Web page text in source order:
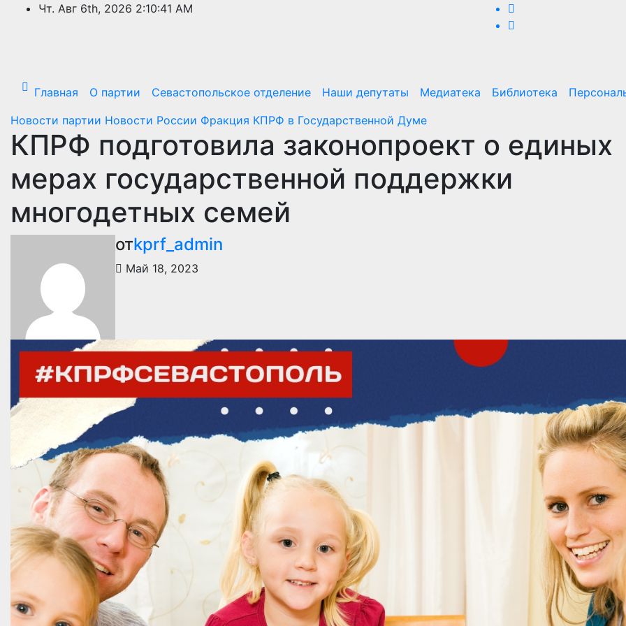
ПерейтиЧт. Авг 6th, 2026 2:10:43 AM
Главная О партии Севастопольское отделение Наши депутаты Медиатека Библиотека
Новости партии Новости России Фракция КПРФ в Государственной Думе
КПРФ подготовила законопроект о единых
мерах государственной поддержки
многодетных семей
отkprf_admin
Май 18, 2023